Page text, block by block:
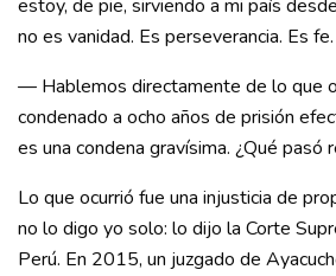
estoy, de pie, sirviendo a mi país
no es vanidad. Es perseverancia. Es fe.
— Hablemos directamente de lo que
condenado a ocho años de prisión
es una condena gravísima. ¿Qué pasó
Lo que ocurrió fue una injusticia de
no lo digo yo solo: lo dijo la Corte
Perú. En 2015, un juzgado de